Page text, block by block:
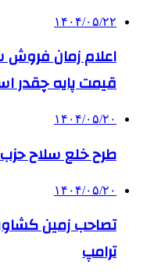
۱۴۰۴/۰۵/۲۲
اعلام زمان
قیمت پایه چقدر
۱۴۰۴/۰۵/۲۰
طرح خلع سلاح
۱۴۰۴/۰۵/۲۰
تصاحب زمین
ترامپ